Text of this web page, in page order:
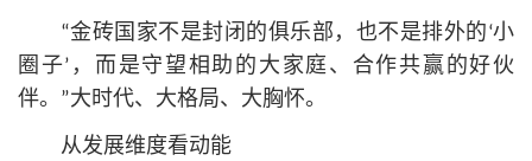
“金砖国家不是封闭的俱乐部，也不是排外的‘小
圈子’，而是守望相助的大家庭、合作共赢的好伙
伴。”大时代、大格局、大胸怀。
从发展维度看动能